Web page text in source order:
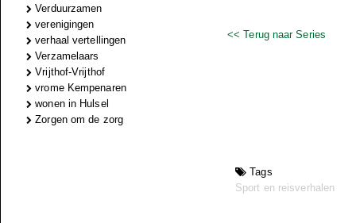
Verduurzamen
verenigingen
verhaal vertellingen
Verzamelaars
Vrijthof-Vrijthof
vrome Kempenaren
wonen in Hulsel
Zorgen om de zorg
<< Terug naar Series
Tags
Sport en reisverhalen